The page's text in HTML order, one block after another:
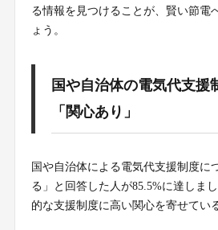
る情報を見つけることが、賢い節電
ょう。
国や自治体の電気代支援
「関心あり」
国や自治体による電気代支援制度に
る」と回答した人が85.5%に達しま
的な支援制度に高い関心を寄せてい